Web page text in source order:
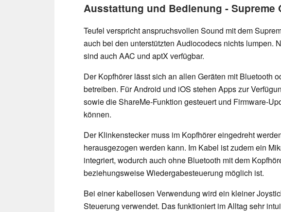
Ausstattung und Bedienung - Supreme
Teufel verspricht anspruchsvollen Sound mit dem
auch bei den unterstützten Audiocodecs nichts lumpen.
sind auch AAC und aptX verfügbar.
Der Kopfhörer lässt sich an allen Geräten mit Bluetooth
betreiben. Für Android und iOS stehen Apps zur
sowie die ShareMe-Funktion gesteuert und Firmware-
können.
Der Klinkenstecker muss im Kopfhörer eingedreht
herausgezogen werden kann. Im Kabel ist zudem ein
integriert, wodurch auch ohne Bluetooth mit dem
beziehungsweise Wiedergabesteuerung möglich ist.
Bei einer kabellosen Verwendung wird ein kleiner
Steuerung verwendet. Das funktioniert im Alltag sehr